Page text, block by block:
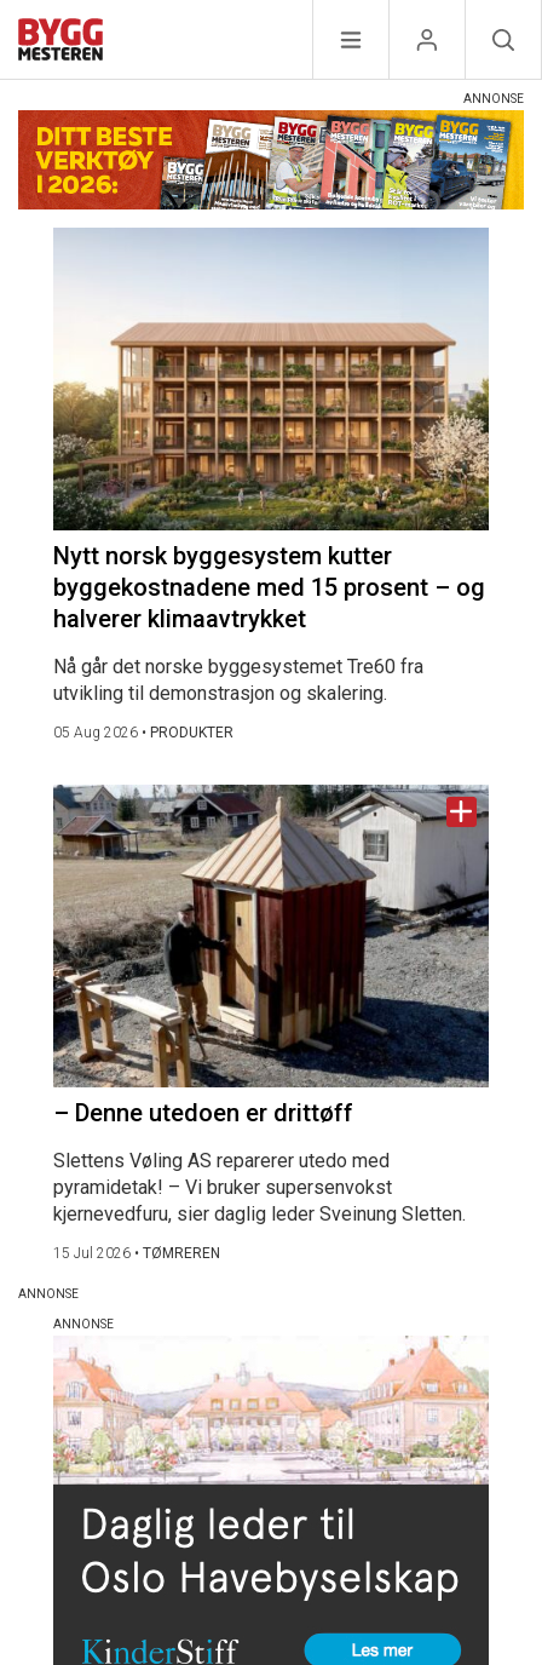
Nytt norsk byggesystem kutter
byggekostnadene med 15 prosent – og
halverer klimaavtrykket
Nå går det norske byggesystemet Tre60 fra
utvikling til demonstrasjon og skalering.
05 Aug 2026 • PRODUKTER
– Denne utedoen er drittøff
Slettens Vøling AS reparerer utedo med
pyramidetak! – Vi bruker supersenvokst
kjernevedfuru, sier daglig leder Sveinung Sletten.
15 Jul 2026 • TØMREREN